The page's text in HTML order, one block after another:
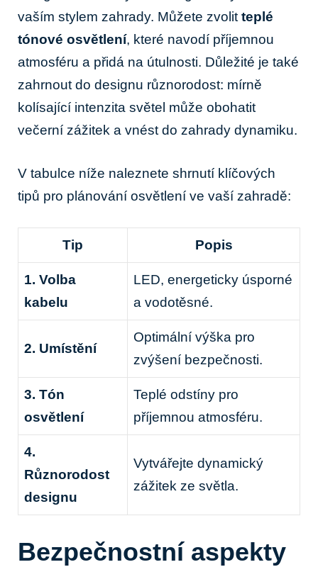
vaším stylem zahrady. Můžete zvolit teplé
tónové osvětlení, které navodí příjemnou
atmosféru a přidá na útulnosti. Důležité je také
zahrnout do designu různorodost: mírně
kolísající intenzita světel může obohatit
večerní zážitek a vnést do zahrady dynamiku.
V tabulce níže naleznete shrnutí klíčových
tipů pro plánování osvětlení ve vaší zahradě:
Tip Popis
1. Volba
kabelu
LED, energeticky úsporné
a vodotěsné.
2. Umístění
Optimální výška pro
zvýšení bezpečnosti.
3. Tón
osvětlení
Teplé odstíny pro
příjemnou atmosféru.
4.
Různorodost
designu
Vytvářejte dynamický
zážitek ze světla.
Bezpečnostní aspekty